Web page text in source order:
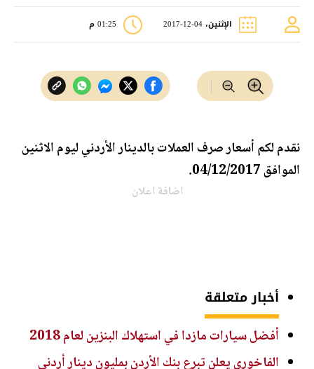
الإثنين، 04-12-2017 01:25 م
نقدم لكم أسعار صرف العملات بالدينار الأردني ليوم الاثنين
الموافق 04/12/2017.
اضافة اعلان
أخبار متعلقة
أفضل سيارات مازدا في استهلاك البنزين لعام 2018
الفاخوري يعلن تبرع بنك الأردن بمليون دينار أردني